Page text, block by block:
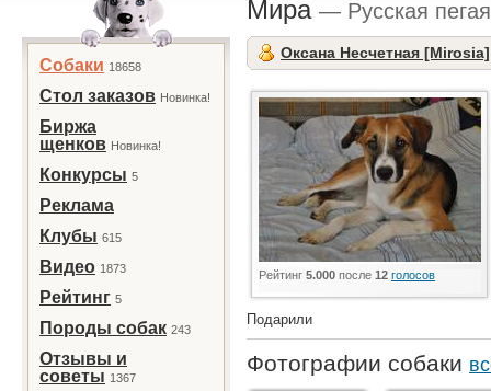
Собаки 18658
Стол заказов Новинка!
Биржа
щенков Новинка!
Конкурсы 5
Реклама
Клубы 615
Видео 1873
Рейтинг 5
Породы собак 243
Отзывы и
советы 1367
Мира — Русская
Оксана Несчетная [Mirosia]
Рейтинг 5.000 после 12 голосов
Подарили
Фотографии собаки